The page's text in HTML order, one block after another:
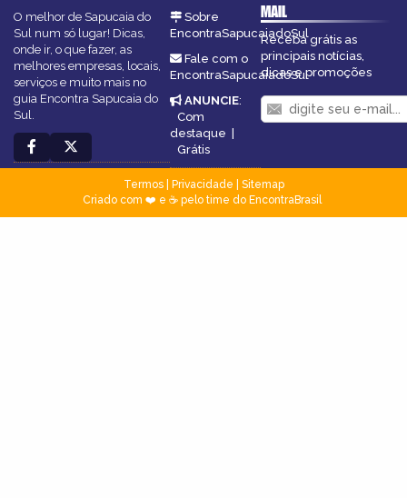
O melhor de Sapucaia do
Sul num só lugar! Dicas,
onde ir, o que fazer, as
melhores empresas, locais,
serviços e muito mais no
guia Encontra Sapucaia do
Sul.
Sobre
EncontraSapucaiadoSul
Fale com o
EncontraSapucaiadoSul
ANUNCIE:
Com
destaque |
Grátis
MAIL
Receba grátis as
principais notícias,
dicas e promoções
Termos| Privacidade
Sitemap
Criado com ❤️ e ☕ pelo time do EncontraBrasil